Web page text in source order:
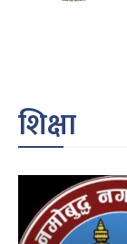
शिक्षा